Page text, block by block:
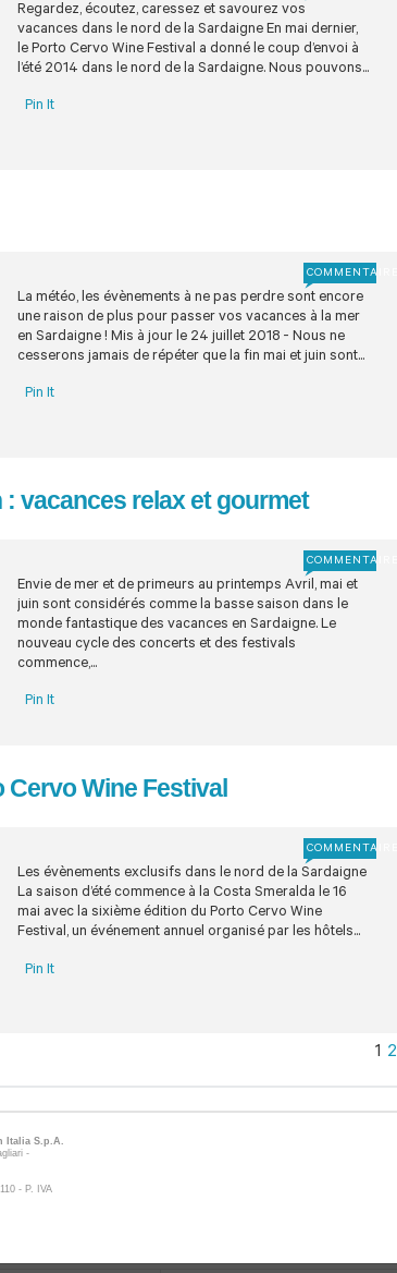
Regardez, écoutez, caressez et savourez vos
vacances dans le nord de la Sardaigne En mai dernier,
le Porto Cervo Wine Festival a donné le coup d’envoi à
l’été 2014 dans le nord de la Sardaigne. Nous pouvons...
Pin It
COMMENTAIRE
La météo, les évènements à ne pas perdre sont encore
une raison de plus pour passer vos vacances à la mer
en Sardaigne ! Mis à jour le 24 juillet 2018 - Nous ne
cesserons jamais de répéter que la fin mai et juin sont...
Pin It
vacances relax et gourmet
COMMENTAIRE
Envie de mer et de primeurs au printemps Avril, mai et
juin sont considérés comme la basse saison dans le
monde fantastique des vacances en Sardaigne. Le
nouveau cycle des concerts et des festivals
commence,...
Pin It
Cervo Wine Festival
COMMENTAIRE
Les évènements exclusifs dans le nord de la Sardaigne
La saison d’été commence à la Costa Smeralda le 16
mai avec la sixième édition du Porto Cervo Wine
Festival, un événement annuel organisé par les hôtels...
Pin It
1 2
Italia S.p.A.
-
- P. IVA